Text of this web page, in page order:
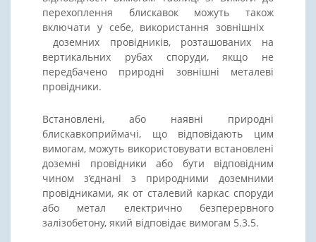
перехоплення блискавок можуть також
включати у себе, використання зовнішніх
доземних провідників, розташованих на
вертикальних рубах споруди, якщо не
передбачено природні зовнішні металеві
провідники.
Встановлені, або наявні природні
блискавкоприймачі, що відповідають цим
вимогам, можуть використовувати встановлені
доземні провідники або бути відповідним
чином з’єднані з природними доземними
провідниками, як от сталевий каркас споруди
або метал електрично безперервного
залізобетону, який відповідає вимогам 5.3.5.